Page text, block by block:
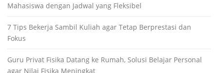
Mahasiswa dengan Jadwal yang Fleksibel
7 Tips Bekerja Sambil Kuliah agar Tetap Berprestasi dan
Fokus
Guru Privat Fisika Datang ke Rumah, Solusi Belajar Personal
agar Nilai Fisika Meningkat